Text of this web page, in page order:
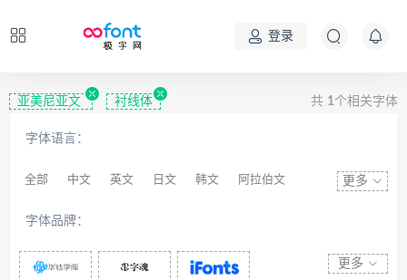
登录
亚美尼亚文 衬线体 共 1个相关字体
字体语言：
全部 中文 英文 日文 韩文 阿拉伯文
拉丁文 八思巴文
更多
字体品牌：
更多